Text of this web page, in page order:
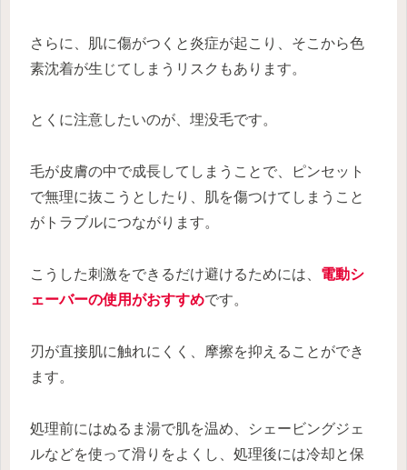
さらに、肌に傷がつくと炎症が起こり、そこから色
素沈着が生じてしまうリスクもあります。
とくに注意したいのが、埋没毛です。
毛が皮膚の中で成長してしまうことで、ピンセット
で無理に抜こうとしたり、肌を傷つけてしまうこと
がトラブルにつながります。
こうした刺激をできるだけ避けるためには、 電動シ
ェーバーの使用がおすすめです。
刃が直接肌に触れにくく、摩擦を抑えることができ
ます。
処理前にはぬるま湯で肌を温め、シェービングジェ
ルなどを使って滑りをよくし、処理後には冷却と保